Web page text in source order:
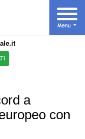
a
con